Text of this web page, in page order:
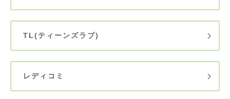
TL(ティーンズラブ)
レディコミ